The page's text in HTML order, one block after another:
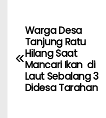
Warga Desa
Tanjung Ratu
Hilang Saat
Mancari Ikan di
Laut Sebalang 3
Didesa Tarahan